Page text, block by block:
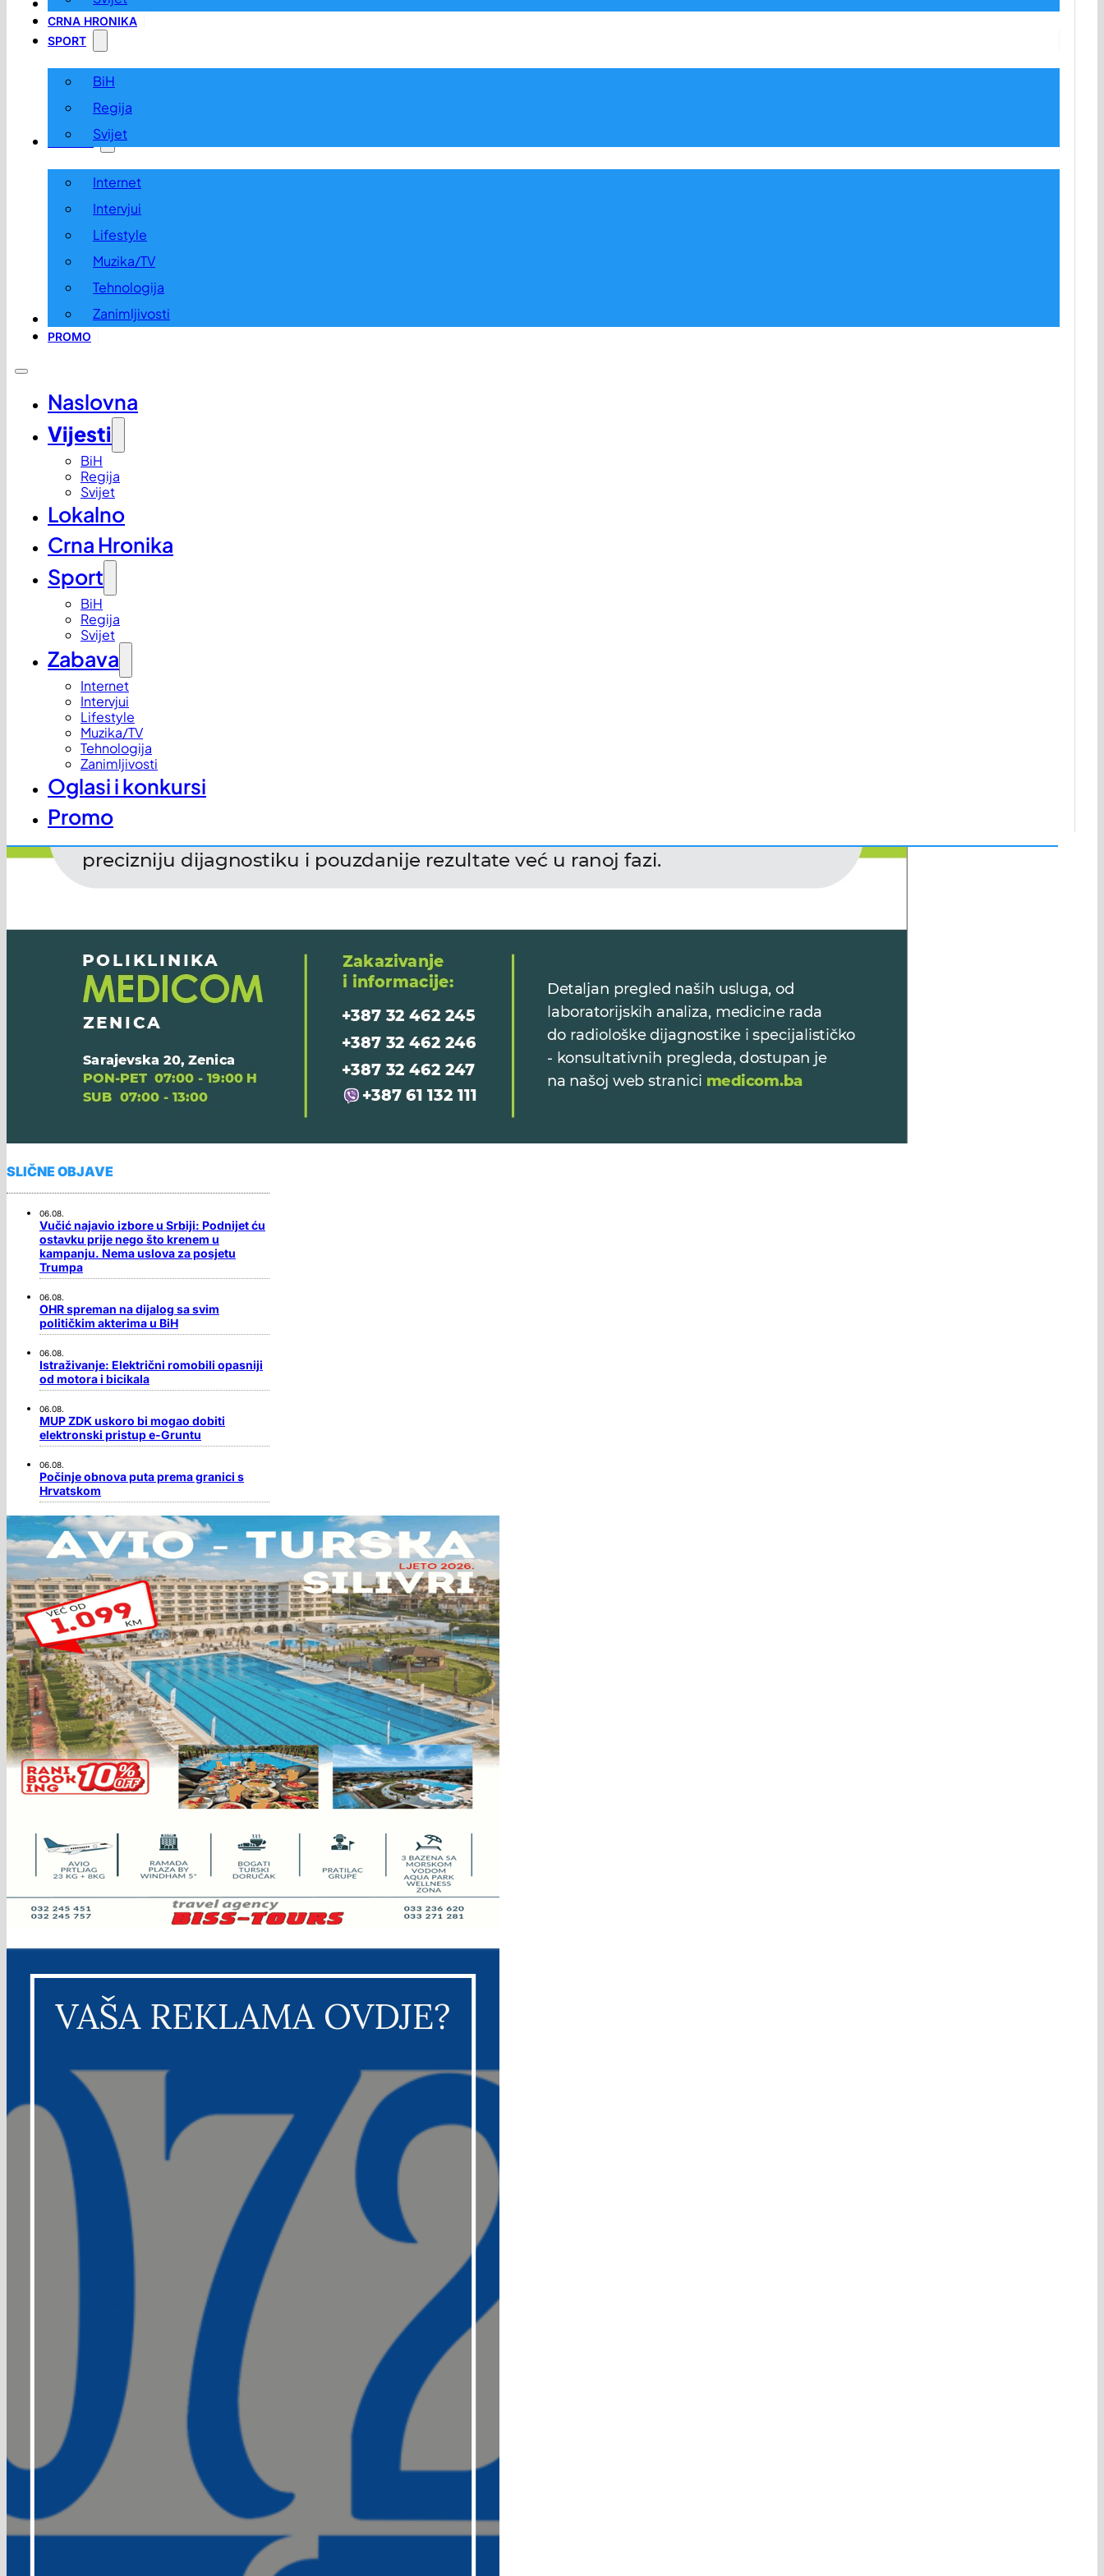
LOKALNO
CRNA HRONIKA
SPORT
BiH
Regija
Svijet
ZABAVA
Internet
Intervjui
Lifestyle
Muzika/TV
Tehnologija
Zanimljivosti
OGLASI I KONKURSI
PROMO
Naslovna
Vijesti
BiH
Regija
Svijet
Lokalno
Crna Hronika
Sport
BiH
Regija
Svijet
Zabava
Internet
Intervjui
Lifestyle
Muzika/TV
Tehnologija
Zanimljivosti
Oglasi i konkursi
Promo
SLIČNE OBJAVE
06.08.
Vučić najavio izbore u Srbiji: Podnijet ću
ostavku prije nego što krenem u
kampanju. Nema uslova za posjetu
Trumpa
06.08.
OHR spreman na dijalog sa svim
političkim akterima u BiH
06.08.
Istraživanje: Električni romobili opasniji
od motora i bicikala
06.08.
MUP ZDK uskoro bi mogao dobiti
elektronski pristup e-Gruntu
06.08.
Počinje obnova puta prema granici s
Hrvatskom